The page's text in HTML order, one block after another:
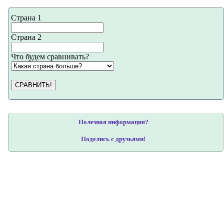
Страна 1
Страна 2
Что будем сравнивать?
СРАВНИТЬ!
Полезная информация?
Поделись с друзьями!